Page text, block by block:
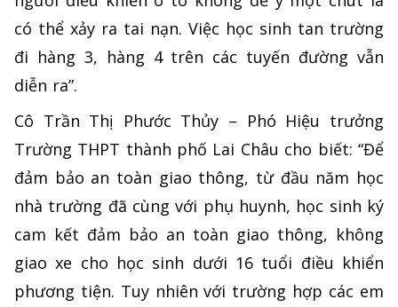
có thể xảy ra tai nạn. Việc học sinh tan trường
đi hàng 3, hàng 4 trên các tuyến đường vẫn
diễn ra”.
Cô Trần Thị Phước Thủy – Phó Hiệu trưởng
Trường THPT thành phố Lai Châu cho biết: “Để
đảm bảo an toàn giao thông, từ đầu năm học
nhà trường đã cùng với phụ huynh, học sinh ký
cam kết đảm bảo an toàn giao thông, không
giao xe cho học sinh dưới 16 tuổi điều khiển
phương tiện. Tuy nhiên với trường hợp các em